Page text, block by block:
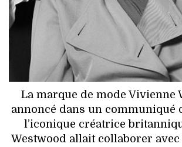
BEAUTÉ
MODE DE RUE
JEUNES
HISTOIRE DES
DÉCO
La marque de mode Vivienne
annoncé dans un communiqué
l’iconique créatrice
Westwood allait collaborer